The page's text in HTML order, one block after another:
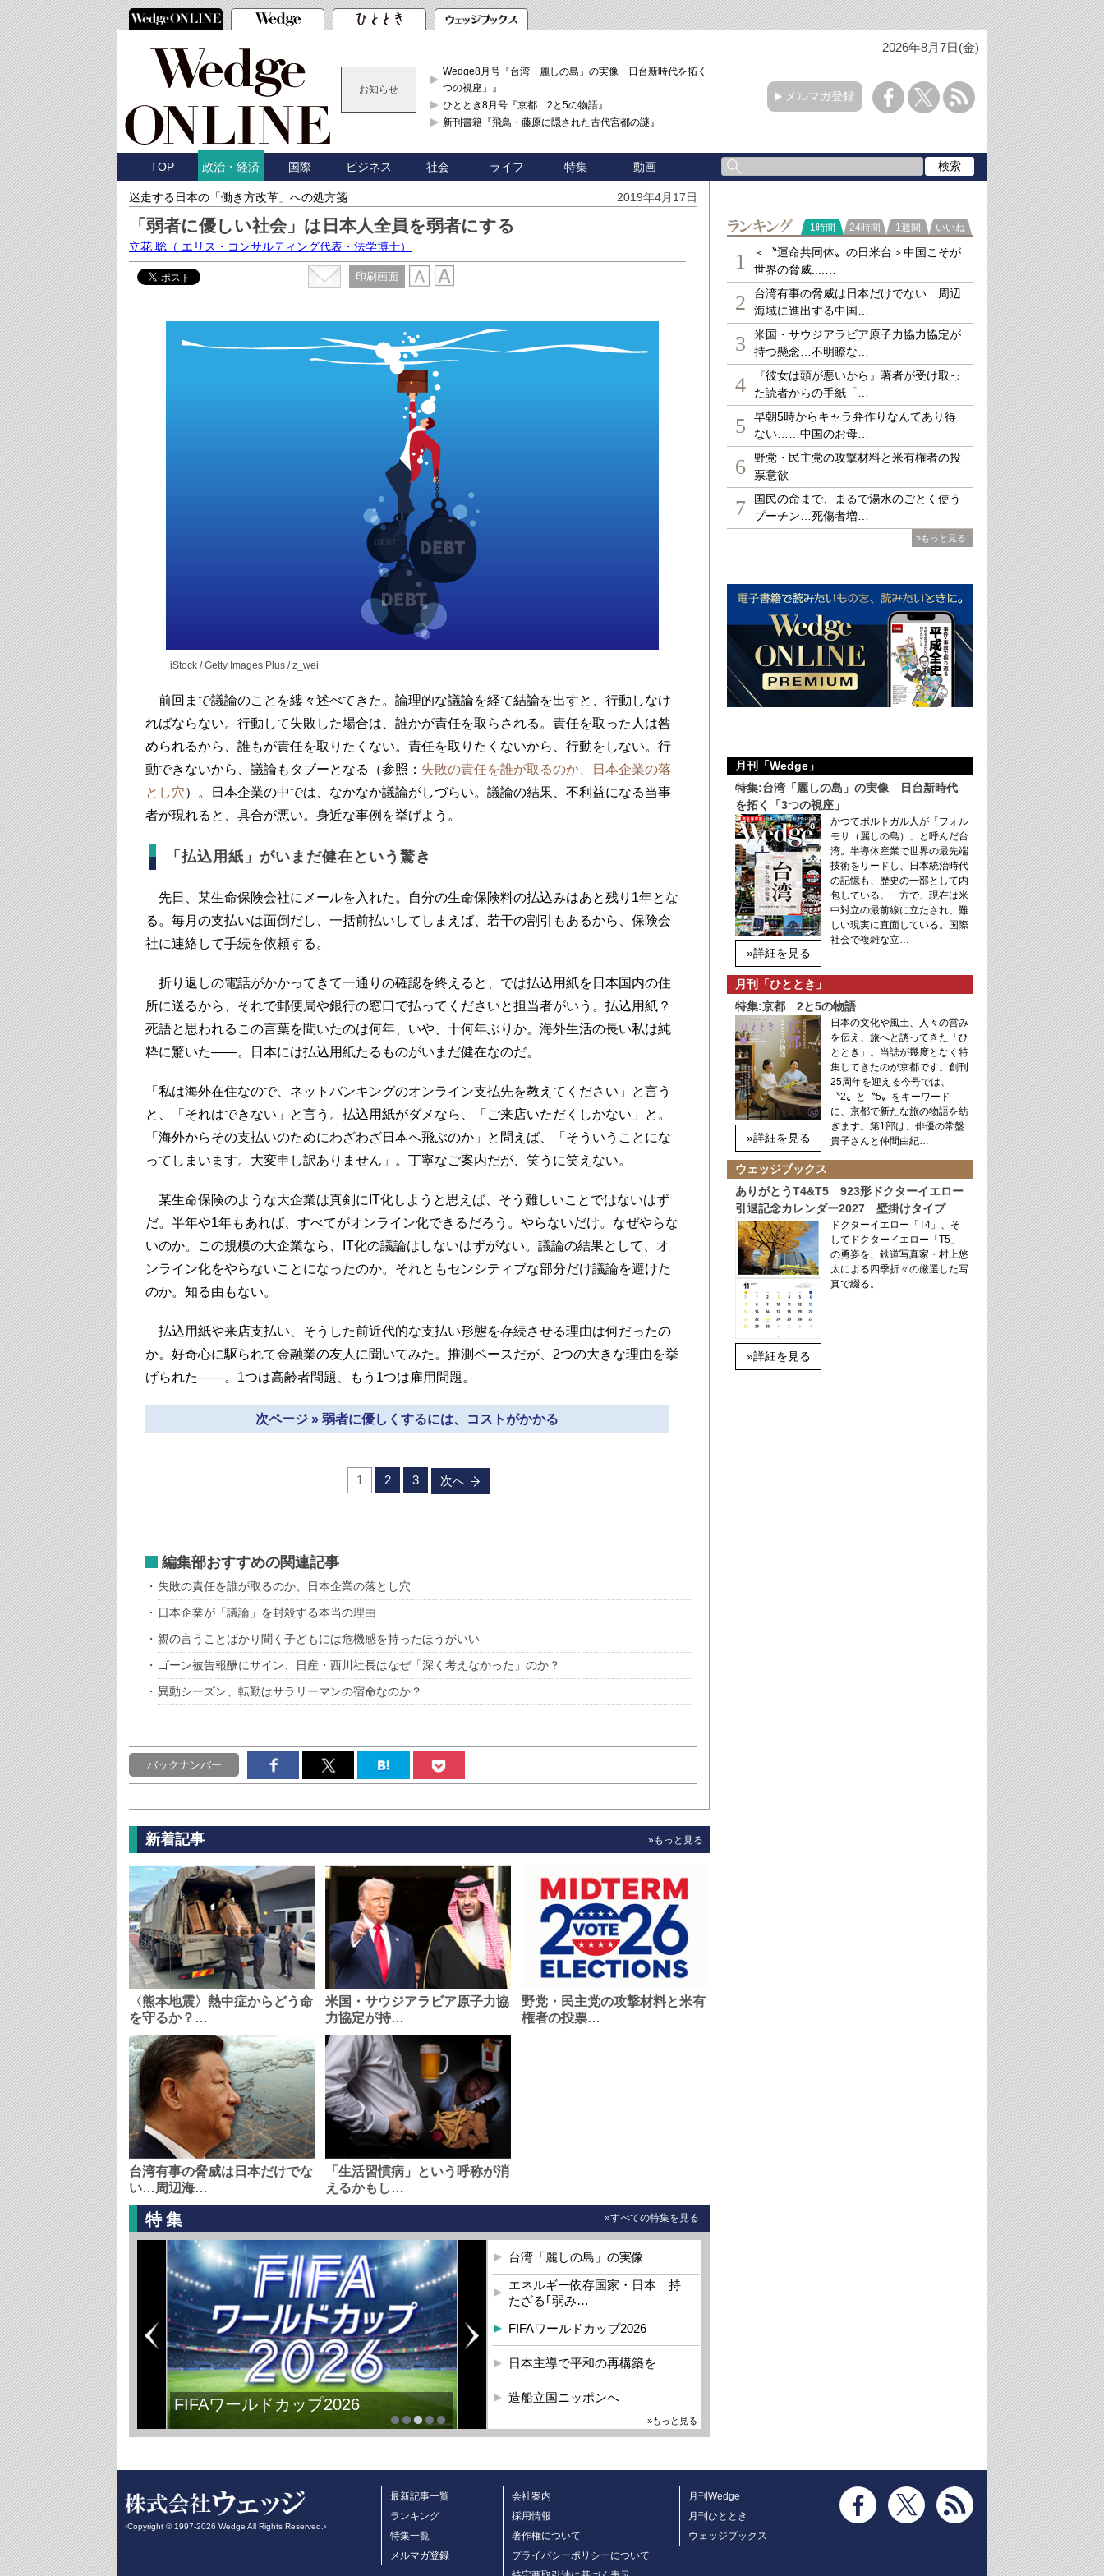
2026年8月7日(金)
お知らせ
Wedge8月号『台湾「麗しの島」の実像 日台新時代を拓く「3
つの視座」』
ひととき8月号『京都 2と5の物語』
新刊書籍『飛鳥・藤原に隠された古代宮都の謎』
メルマガ登録
TOP 政治・経済 国際 ビジネス 社会 ライフ 特集 動画
迷走する日本の「働き方改革」への処方箋 2019年4月17日
「弱者に優しい社会」は日本人全員を弱者にする
立花 聡 （ エリス・コンサルティング代表・法学博士）
印刷画面
iStock / Getty Images Plus / z_wei
前回まで議論のことを縷々述べてきた。論理的な議論を経て結論を出すと、行動しなけ
ればならない。行動して失敗した場合は、誰かが責任を取らされる。責任を取った人は咎
められるから、誰もが責任を取りたくない。責任を取りたくないから、行動をしない。行
動できないから、議論もタブーとなる（参照： 失敗の責任を誰が取るのか、日本企業の落
とし穴）。日本企業の中では、なかなか議論がしづらい。議論の結果、不利益になる当事
者が現れると、具合が悪い。身近な事例を挙げよう。
「払込用紙」がいまだ健在という驚き
先日、某生命保険会社にメールを入れた。自分の生命保険料の払込みはあと残り1年とな
る。毎月の支払いは面倒だし、一括前払いしてしまえば、若干の割引もあるから、保険会
社に連絡して手続を依頼する。
折り返しの電話がかかってきて一通りの確認を終えると、では払込用紙を日本国内の住
所に送るから、それで郵便局や銀行の窓口で払ってくださいと担当者がいう。払込用紙？
死語と思われるこの言葉を聞いたのは何年、いや、十何年ぶりか。海外生活の長い私は純
粋に驚いた――。日本には払込用紙たるものがいまだ健在なのだ。
「私は海外在住なので、ネットバンキングのオンライン支払先を教えてください」と言う
と、「それはできない」と言う。払込用紙がダメなら、「ご来店いただくしかない」と。
「海外からその支払いのためにわざわざ日本へ飛ぶのか」と問えば、「そういうことにな
ってしまいます。大変申し訳ありません」。丁寧なご案内だが、笑うに笑えない。
某生命保険のような大企業は真剣にIT化しようと思えば、そう難しいことではないはず
だ。半年や1年もあれば、すべてがオンライン化できるだろう。やらないだけ。なぜやらな
いのか。この規模の大企業なら、IT化の議論はしないはずがない。議論の結果として、オ
ンライン化をやらないことになったのか。それともセンシティブな部分だけ議論を避けた
のか。知る由もない。
払込用紙や来店支払い、そうした前近代的な支払い形態を存続させる理由は何だったの
か。好奇心に駆られて金融業の友人に聞いてみた。推測ベースだが、2つの大きな理由を挙
げられた――。1つは高齢者問題、もう1つは雇用問題。
次ページ » 弱者に優しくするには、コストがかかる
1 2 3 次へ
編集部おすすめの関連記事
失敗の責任を誰が取るのか、日本企業の落とし穴
日本企業が「議論」を封殺する本当の理由
親の言うことばかり聞く子どもには危機感を持ったほうがいい
ゴーン被告報酬にサイン、日産・西川社長はなぜ「深く考えなかった」のか？
異動シーズン、転勤はサラリーマンの宿命なのか？
バックナンバー
新着記事 »もっと見る
〈熊本地震〉熱中症からどう命
を守るか？…
米国・サウジアラビア原子力協
力協定が持…
野党・民主党の攻撃材料と米有
権者の投票…
台湾有事の脅威は日本だけでな
い…周辺海…
「生活習慣病」という呼称が消
えるかもし…
特集 »すべての特集を見る
FIFAワールドカップ2026
台湾「麗しの島」の実像
エネルギー依存国家・日本 持
たざる｢弱み…
FIFAワールドカップ2026
日本主導で平和の再構築を
造船立国ニッポンへ
»もっと見る
ランキング
1時間 24時間 1週間 いいね
1
＜〝運命共同体〟の日米台＞中国こそが
世界の脅威....…
2
台湾有事の脅威は日本だけでない…周辺
海域に進出する中国…
3
米国・サウジアラビア原子力協力協定が
持つ懸念…不明瞭な…
4
『彼女は頭が悪いから』著者が受け取っ
た読者からの手紙「…
5
早朝5時からキャラ弁作りなんてあり得
ない……中国のお母…
6
野党・民主党の攻撃材料と米有権者の投
票意欲
7
国民の命まで、まるで湯水のごとく使う
プーチン…死傷者増…
»もっと見る
月刊「Wedge」
特集:台湾「麗しの島」の実像 日台新時代
を拓く「3つの視座」
»詳細を見る
かつてポルトガル人が「フォル
モサ（麗しの島）」と呼んだ台
湾。半導体産業で世界の最先端
技術をリードし、日本統治時代
の記憶も、歴史の一部として内
包している。一方で、現在は米
中対立の最前線に立たされ、難
しい現実に直面している。国際
社会で複雑な立…
月刊「ひととき」
特集:京都 2と5の物語
»詳細を見る
日本の文化や風土、人々の営み
を伝え、旅へと誘ってきた「ひ
ととき」。当誌が幾度となく特
集してきたのが京都です。創刊
25周年を迎える今号では、
〝2〟と〝5〟をキーワード
に、京都で新たな旅の物語を紡
ぎます。第1部は、俳優の常盤
貴子さんと仲間由紀…
ウェッジブックス
ありがとうT4&T5 923形ドクターイエロー
引退記念カレンダー2027 壁掛けタイプ
»詳細を見る
ドクターイエロー「T4」、そ
してドクターイエロー「T5」
の勇姿を、鉄道写真家・村上悠
太による四季折々の厳選した写
真で綴る。
‹Copyright © 1997-2026 Wedge All Rights Reserved.›
最新記事一覧
ランキング
特集一覧
メルマガ登録
会社案内
採用情報
著作権について
プライバシーポリシーについて
月刊Wedge
月刊ひととき
ウェッジブックス